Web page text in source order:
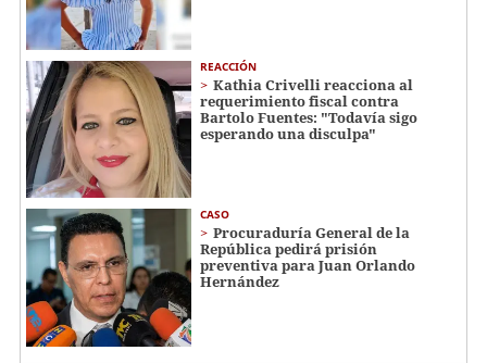
REACCIÓN
Kathia Crivelli reacciona al
requerimiento fiscal contra
Bartolo Fuentes: "Todavía sigo
esperando una disculpa"
CASO
Procuraduría General de la
República pedirá prisión
preventiva para Juan Orlando
Hernández